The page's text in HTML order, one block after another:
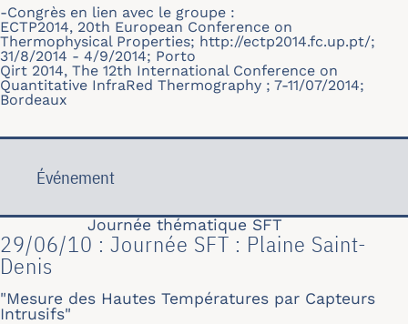
-Congrès en lien avec le groupe :
ECTP2014, 20th European Conference on
Thermophysical Properties; http://ectp2014.fc.up.pt/;
31/8/2014 - 4/9/2014; Porto
Qirt 2014, The 12th International Conference on
Quantitative InfraRed Thermography ; 7-11/07/2014;
Bordeaux
Événement
Journée thématique SFT
29/06/10 : Journée SFT : Plaine Saint-
Denis
"Mesure des Hautes Températures par Capteurs
Intrusifs"